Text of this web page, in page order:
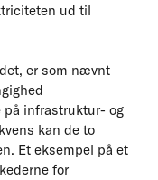
ud til
er som nævnt
på infrastruktur- og
kan de to
Et eksempel på et
for